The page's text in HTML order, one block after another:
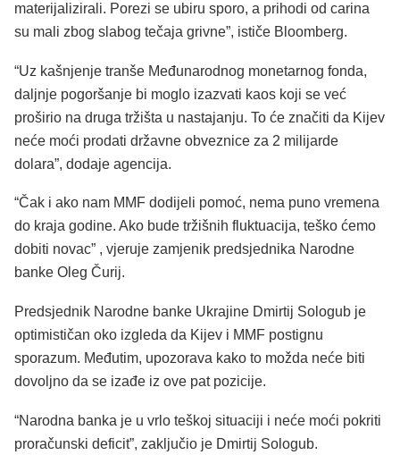
materijalizirali. Porezi se ubiru sporo, a prihodi od carina
su mali zbog slabog tečaja grivne”, ističe Bloomberg.
“Uz kašnjenje tranše Međunarodnog monetarnog fonda,
daljnje pogoršanje bi moglo izazvati kaos koji se već
proširio na druga tržišta u nastajanju. To će značiti da Kijev
neće moći prodati državne obveznice za 2 milijarde
dolara”, dodaje agencija.
“Čak i ako nam MMF dodijeli pomoć, nema puno vremena
do kraja godine. Ako bude tržišnih fluktuacija, teško ćemo
dobiti novac” , vjeruje zamjenik predsjednika Narodne
banke Oleg Čurij.
Predsjednik Narodne banke Ukrajine Dmirtij Sologub je
optimističan oko izgleda da Kijev i MMF postignu
sporazum. Međutim, upozorava kako to možda neće biti
dovoljno da se izađe iz ove pat pozicije.
“Narodna banka je u vrlo teškoj situaciji i neće moći pokriti
proračunski deficit”, zaključio je Dmirtij Sologub.